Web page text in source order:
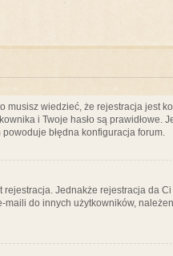
musisz wiedzieć, że rejestracja jest
i Twoje hasło są prawidłowe.
błędna konfiguracja forum.
Jednakże rejestracja da
do innych użytkowników,